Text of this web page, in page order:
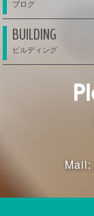
BUILDING
Mail: